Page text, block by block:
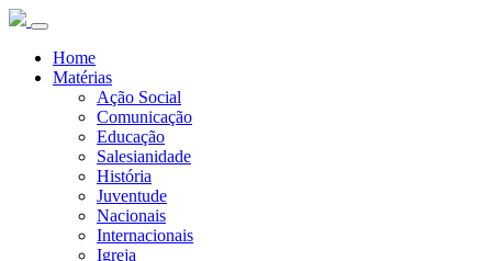
Home
Matérias
Ação Social
Comunicação
Educação
Salesianidade
História
Juventude
Nacionais
Internacionais
Igreja